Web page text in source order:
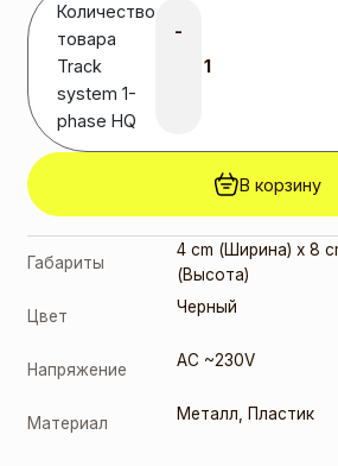
13,00 €.
Track
system 1-
phase HQ
составляла
10,00 €.6,50€Текущая
цена: 6,50 €.
Количество
товара
Track
system 1-
phase HQ
-
В корзину
Габариты
4 cm (Ширина) x 8
(Высота)
Цвет Черный
Напряжение AC ~230V
Материал Металл Пластик